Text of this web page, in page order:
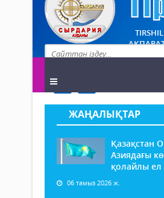
ЖАҢАЛЫҚТАР
Қазақстан
Азиядағы
қолайлы ел
06 тамыз 2026 ж.